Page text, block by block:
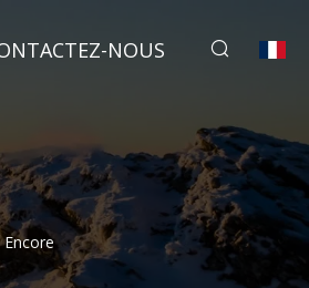
NOUS